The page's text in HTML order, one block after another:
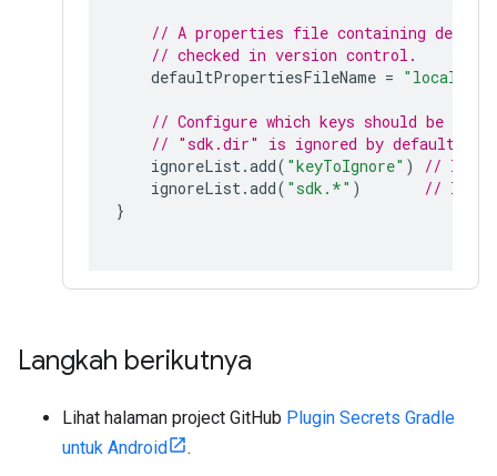
// A properties file containing
// checked in version control.
defaultPropertiesFileName =
// Configure which keys should be
// "sdk.dir" is ignored by default.
ignoreList.add( "keyToIgnore" )
//
ignoreList.add( "sdk.*" )
//
}
Langkah berikutnya
Lihat halaman project GitHub Plugin Secrets Gradle
untuk Android
.